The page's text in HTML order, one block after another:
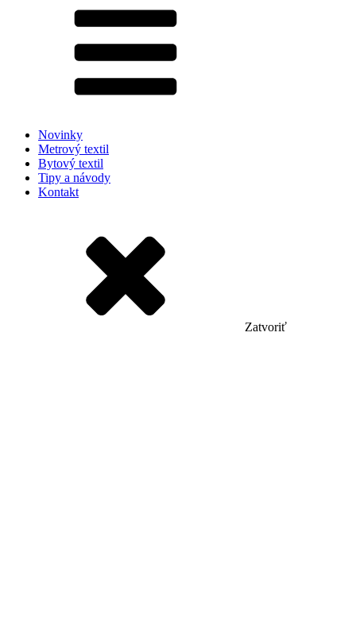
Novinky
Metrový textil
Bytový textil
Tipy a návody
Kontakt
Zatvoriť